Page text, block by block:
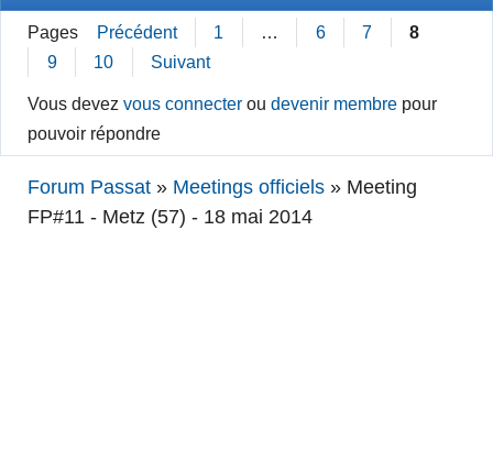
Pages Précédent 1 … 6 7
8
9
10 Suivant
Vous devezvous connecter oudevenir membre pour
pouvoir répondre
Forum Passat » Meetings officiels » Meeting
FP#11 - Metz (57) - 18 mai 2014